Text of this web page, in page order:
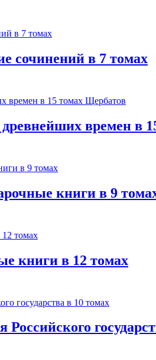
сочинений в 7 томах
времен в
книги в 9
книги в 12 томах